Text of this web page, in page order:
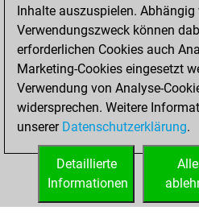
You won
against Fritz
Mittwoch,
Februar 12,
You
your Fritz
Inhalte auszuspielen. Abhängig
Verwendungszweck können
erforderlichen Cookies auch
Marketing-Cookies eingesetzt
Verwendung von Analyse-
widersprechen. Weitere
unserer Datenschutzerklärung.
Detaillierte
Informationen